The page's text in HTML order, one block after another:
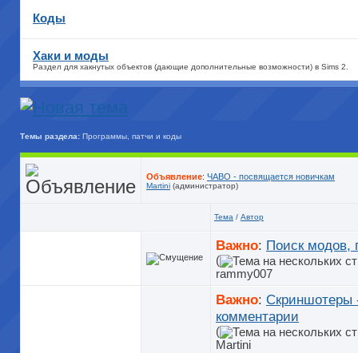
Коды
Хаки и моды
Раздел для хакнутых объектов (дающие дополнительные возможности) в Sims 2.
Темы раздела: Программы, патчи и коды
Объявление: ЧАВО - посвящается новичкам
Martini (администратор)
Тема / Автор
Важно: Поиск модов,
(
rammy007
Важно: Скриншотеры
комментарии
(
Martini